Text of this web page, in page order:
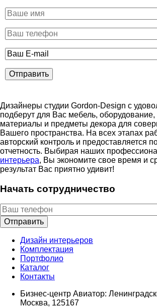
Дизайнеры студии Gordon-Design с
подберут для Вас мебель,
материалы и предметы декора для
Вашего пространства. На всех этапах
авторский контроль и предоставляется
отчетность. Выбирая наших
интерьера, Вы экономите свое время и
результат Вас приятно удивит!
Начать сотрудничество
Дизайн интерьеров
Комплектация
Портфолио
Каталог
Контакты
Бизнес-центр Авиатор:
Москва, 125167